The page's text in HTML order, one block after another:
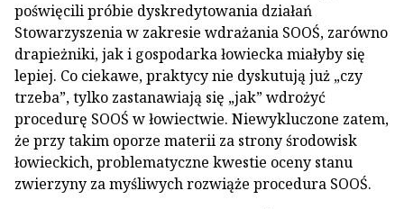
poświęcili próbie dyskredytowania działań
Stowarzyszenia w zakresie wdrażania SOOŚ, zarówno
drapieżniki, jak i gospodarka łowiecka miałyby się
lepiej. Co ciekawe, praktycy nie dyskutują już „czy
trzeba”, tylko zastanawiają się „jak” wdrożyć
procedurę SOOŚ w łowiectwie. Niewykluczone zatem,
że przy takim oporze materii za strony środowisk
łowieckich, problematyczne kwestie oceny stanu
zwierzyny za myśliwych rozwiąże procedura SOOŚ.